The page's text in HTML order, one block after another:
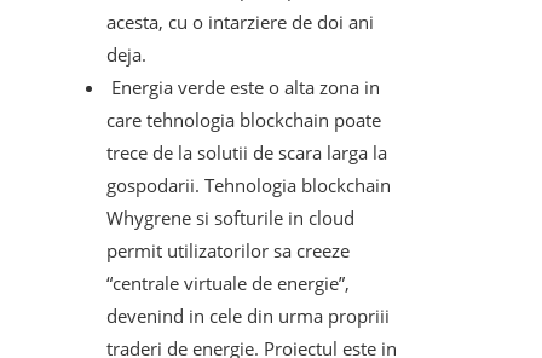
acesta, cu o intarziere de doi ani
deja.
Energia verde este o alta zona in
care tehnologia blockchain poate
trece de la solutii de scara larga la
gospodarii. Tehnologia blockchain
Whygrene si softurile in cloud
permit utilizatorilor sa creeze
“centrale virtuale de energie”,
devenind in cele din urma propriii
traderi de energie. Proiectul este in